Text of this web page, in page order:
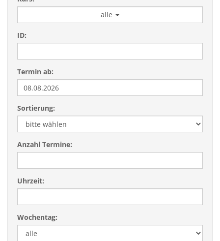
alle
ID:
Termin ab:
Sortierung:
Anzahl Termine:
Uhrzeit:
Wochentag: